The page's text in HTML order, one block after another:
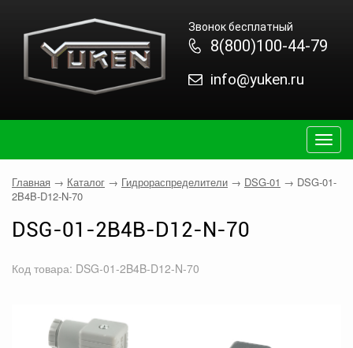
Звонок бесплатный
8(800)100-44-79
info@yuken.ru
Главная → Каталог → Гидрораспределители → DSG-01 → DSG-01-
2B4B-D12-N-70
DSG-01-2B4B-D12-N-70
Код товара: DSG-01-2B4B-D12-N-70